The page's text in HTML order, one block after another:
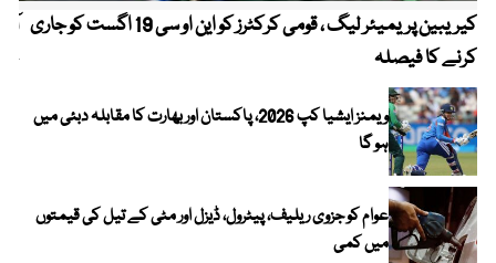
کیریبین پریمیئر لیگ ، قومی کرکٹرز کو این او سی 19 اگست کو جاری
کرنے کا فیصلہ
ویمنز ایشیا کپ 2026، پاکستان اور بھارت کا مقابلہ دبئی میں
ہو گا
عوام کو جزوی ریلیف، پیٹرول، ڈیزل اور مٹی کے تیل کی قیمتوں
میں کمی